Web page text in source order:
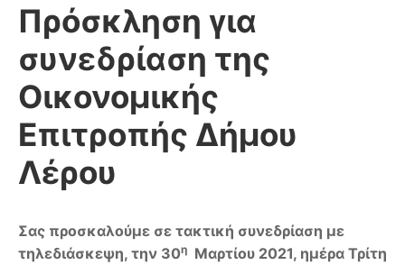
Πρόσκληση για
συνεδρίαση της
Οικονομικής
Επιτροπής Δήμου
Λέρου
Σας προσκαλούμε σε τακτική συνεδρίαση με
τηλεδιάσκεψη, την 30η Μαρτίου 2021, ημέρα Τρίτη